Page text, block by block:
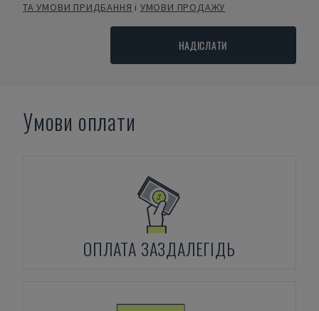
ТА УМОВИ ПРИДБАННЯ і УМОВИ ПРОДАЖУ
НАДІСЛАТИ
Умови оплати
ОПЛАТА ЗАЗДАЛЕГІДЬ